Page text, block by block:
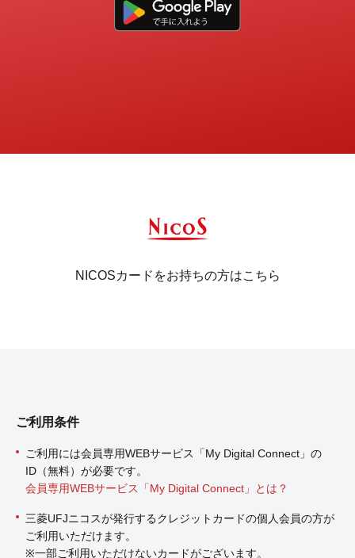
NICOSカードをお持ちの方はこちら
ご利用条件
ご利用には会員専用WEBサービス「My Digital Connect」の
ID（無料）が必要です。
会員専用WEBサービス「My Digital Connect」とは？
三菱UFJニコスが発行するクレジットカードの個人会員の方が
ご利用いただけます。
※一部ご利用いただけないカードがございます。